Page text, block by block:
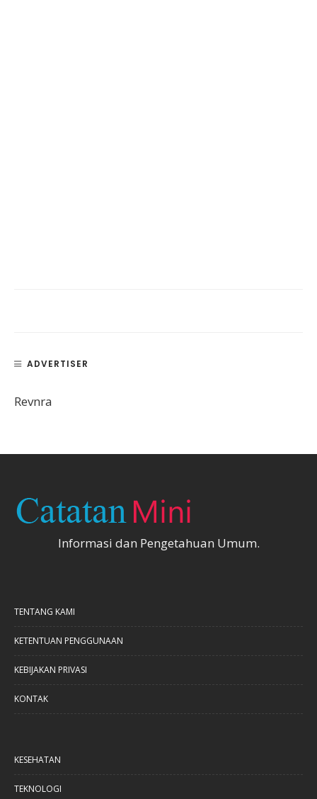
ADVERTISER
Revnra
Informasi dan Pengetahuan Umum.
TENTANG KAMI
KETENTUAN PENGGUNAAN
KEBIJAKAN PRIVASI
KONTAK
KESEHATAN
TEKNOLOGI